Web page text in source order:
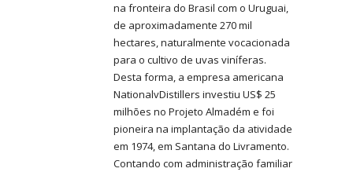
na fronteira do Brasil com o Uruguai,
de aproximadamente 270 mil
hectares, naturalmente vocacionada
para o cultivo de uvas viníferas.
Desta forma, a empresa americana
NationalvDistillers investiu US$ 25
milhões no Projeto Almadém e foi
pioneira na implantação da atividade
em 1974, em Santana do Livramento.
Contando com administração familiar